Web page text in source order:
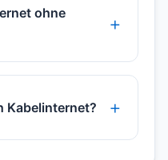
ohne
Kabelinternet?